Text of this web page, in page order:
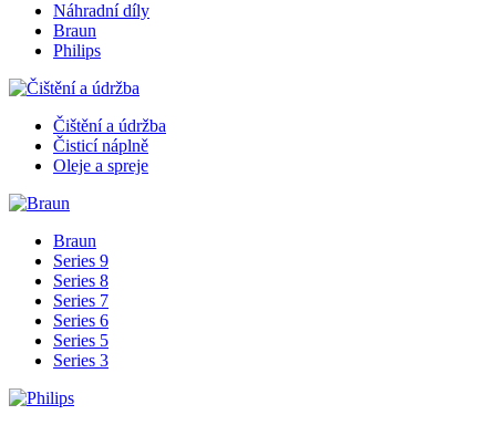
Náhradní díly
Braun
Philips
Čištění a údržba
Čisticí náplně
Oleje a spreje
Braun
Series 9
Series 8
Series 7
Series 6
Series 5
Series 3